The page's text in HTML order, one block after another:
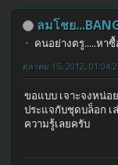
ลมโชย
คนอย่างตรู.....หา
ตุลาคม 15, 2012,
ขอแบบ เจาะจงหน่อ
ประแจกับชุดบล็อก
ความรู้เลยครับ